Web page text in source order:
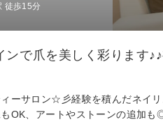
徒歩15分
で爪を美しく彩ります
ーサロン☆彡経験を積んだネイ
OK、アートやストーンの追加